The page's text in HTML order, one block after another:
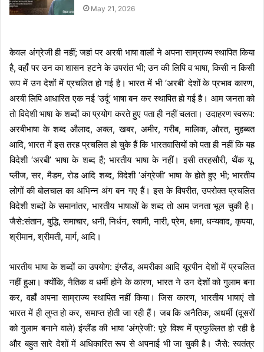
May 21, 2026
केवल अंग्रेजी ही नहीं; जहां पर अरबी भाषा वालों ने अपना साम्राज्य स्थापित किया
है, वहाँ पर उन का शासन हटने के उपरांत भी; उन की लिपि व भाषा, किसी न किसी
रूप में उन देशों में प्रचलित हो गई है। भारत में भी ‘अरबी’ देशों के प्रभाव कारण,
अरबी लिपि आधारित एक नई ‘उर्दू’ भाषा बन कर स्थापित हो गई है। आम जनता को
तो विदेशी भाषा के शब्दों का प्रयोग करते हुए पता ही नहीं चलता। उदाहरण स्वरूप:
अरबीभाषा के शब्द औलाद, अक्ल, खबर, अमीर, गरीब, मालिक, औरत, मुहब्बत
आदि, भारत में इस तरह प्रचलित हो चुके हैं कि भारतवासियों को पता ही नहीं कि यह
विदेशी ‘अरबी’ भाषा के शब्द हैं; भारतीय भाषा के नहीं। इसी तरहसौरी, थैंक यू,
प्लीज, सर, मैडम, रोड आदि शब्द, विदेशी ‘अंग्रेजी’ भाषा के होते हुए भी; भारतीय
लोगों की बोलचाल का अभिन्न अंग बन गए हैं। इस के विपरीत, उपरोक्त प्रचलित
विदेशी शब्दों के समानांतर, भारतीय भाषाओं के शब्द तो आम जनता भूल चुकी है।
जैसे:संतान, बुद्धि, समाचार, धनी, निर्धन, स्वामी, नारी, प्रेम, क्षमा, धन्यवाद, कृपया,
श्रीमान, श्रीमती, मार्ग, आदि।
भारतीय भाषा के शब्दों का उपयोग: इंग्लैंड, अमरीका आदि यूरपीन देशों में प्रचलित
नहीं हुआ। क्योंकि, नैतिक व धर्मी होने के कारण, भारत ने उन देशों को गुलाम बना
कर, वहाँ अपना साम्राज्य स्थापित नहीं किया। जिस कारण, भारतीय भाषाएं तो
भारत में ही लुप्त हो कर, समाप्त होती जा रही हैं। जब कि अनैतिक, अधर्मी (दूसरों
को गुलाम बनाने वाले) इंग्लैंड की भाषा ‘अंग्रेजी’: पूरे विश्व में प्रफुल्लित हो रही है
और बहुत सारे देशों में अधिकारित रूप से अपनाई भी जा चुकी है। जैसे: स्वतंत्र